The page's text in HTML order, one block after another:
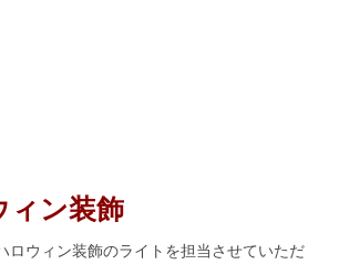
ン装飾
ウィン装飾のライトを担当させていただ